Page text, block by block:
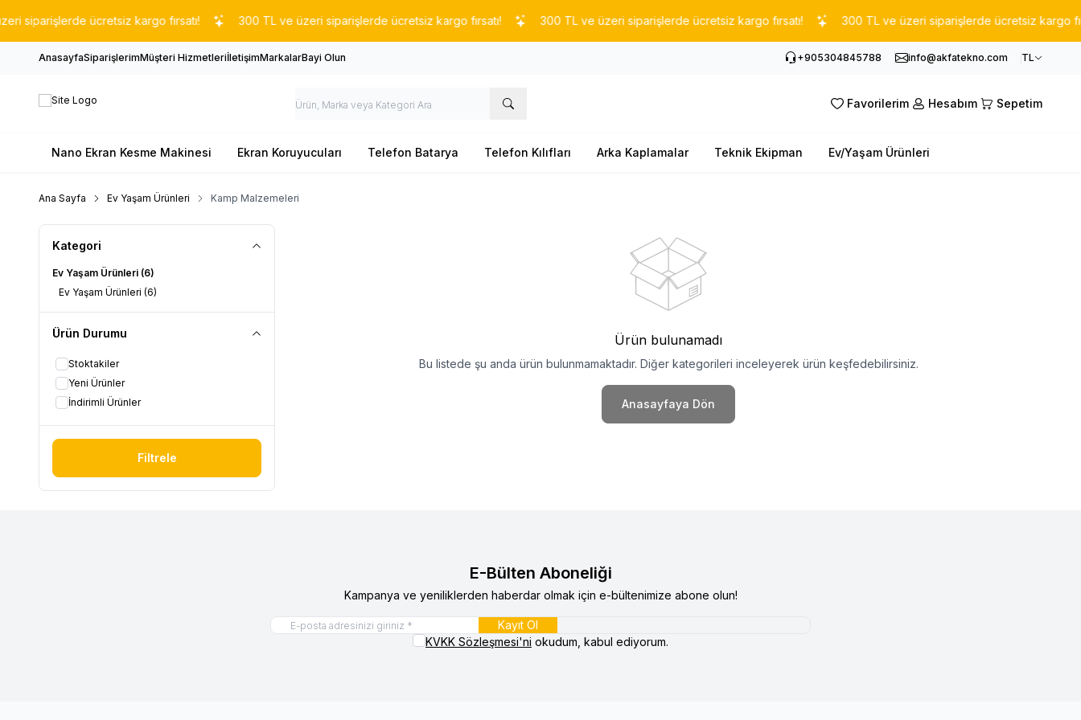
ücretsiz kargo fırsatı! 300 TL ve üzeri siparişlerde ücretsiz kargo fırsatı! 300 TL ve üzeri siparişlerde ücretsiz kargo fırsatı! 300 TL ve üzeri siparişlerde ücretsiz kargo
AnasayfaSiparişlerimMüşteri HizmetleriİletişimMarkalarBayi Olun +905304845788 info@akfatekno.com TL
Favorilerim Hesabım Sepetim
Nano Ekran Kesme Makinesi Ekran Koruyucuları Telefon Batarya Telefon Kılıfları Arka Kaplamalar Teknik Ekipman Ev/Yaşam Ürünleri
Ana Sayfa Ev Yaşam Ürünleri Kamp Malzemeleri
Kategori
Ev Yaşam Ürünleri (6)
Ev Yaşam Ürünleri (6)
Ürün Durumu
Stoktakiler
Yeni Ürünler
İndirimli Ürünler
Filtrele
Ürün bulunamadı
Bu listede şu anda ürün bulunmamaktadır. Diğer kategorileri inceleyerek ürün keşfedebilirsiniz.
Anasayfaya Dön
E-Bülten Aboneliği
Kampanya ve yeniliklerden haberdar olmak için e-bültenimize abone olun!
Kayıt Ol
KVKK Sözleşmesi'ni okudum, kabul ediyorum.